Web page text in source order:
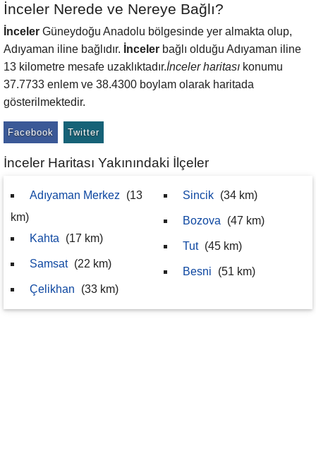
İnceler Nerede ve Nereye Bağlı?
İnceler Güneydoğu Anadolu bölgesinde yer almakta olup,
Adıyaman iline bağlıdır. İnceler bağlı olduğu Adıyaman iline
13 kilometre mesafe uzaklıktadır.İnceler haritası konumu
37.7733 enlem ve 38.4300 boylam olarak haritada
gösterilmektedir.
Facebook Twitter
İnceler Haritası Yakınındaki İlçeler
Adıyaman Merkez
(13
km)
Kahta
(17 km)
Samsat (22 km)
Çelikhan (33 km)
Sincik (34 km)
Bozova (47 km)
Tut (45 km)
Besni (51 km)